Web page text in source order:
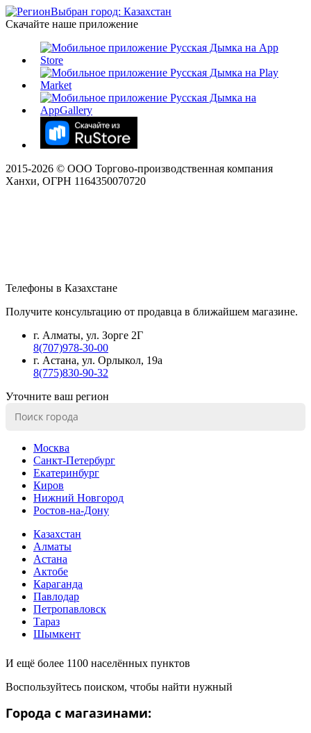
Выбран город: Казахстан
Скачайте наше приложение
2015-2026 © ООО Торгово-производственная компания
Ханхи, ОГРН 1164350070720
Телефоны в Казахстане
Получите консультацию от продавца в ближайшем магазине.
г. Алматы, ул. Зорге 2Г
8(707)978-30-00
г. Астана, ул. Орлыкол, 19а
8(775)830-90-32
Уточните ваш регион
Москва
Санкт-Петербург
Екатеринбург
Киров
Нижний Новгород
Ростов-на-Дону
Казахстан
Алматы
Астана
Актобе
Караганда
Павлодар
Петропавловск
Тараз
Шымкент
И ещё более 1100 населённых пунктов
Воспользуйтесь поиском, чтобы найти нужный
Города с магазинами: